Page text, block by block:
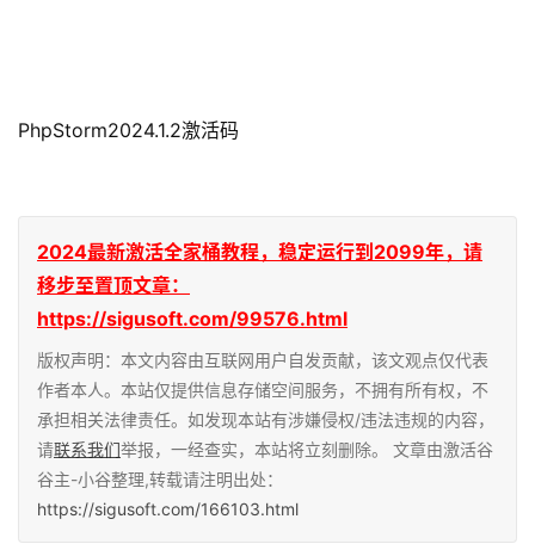
PhpStorm2024.1.2激活码
2024最新激活全家桶教程，稳定运行到2099年，请
移步至置顶文章：
https://sigusoft.com/99576.html
版权声明：本文内容由互联网用户自发贡献，该文观点仅代表
作者本人。本站仅提供信息存储空间服务，不拥有所有权，不
承担相关法律责任。如发现本站有涉嫌侵权/违法违规的内容，
请联系我们举报，一经查实，本站将立刻删除。 文章由激活谷
谷主-小谷整理,转载请注明出处：
https://sigusoft.com/166103.html